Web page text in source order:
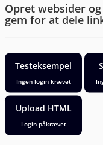
Opret websider
gem for at dele
Testeksempel
Ingen login krævet
Upload HTML
Login påkrævet